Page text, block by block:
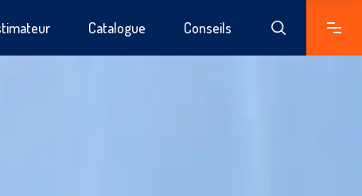
Catalogue Conseils